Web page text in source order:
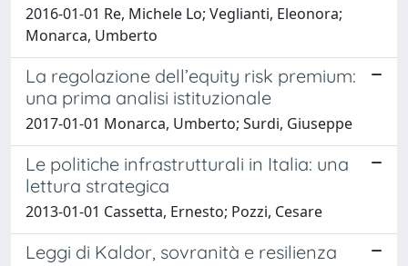
2016-01-01 Re, Michele Lo; Veglianti, Eleonora;
Monarca, Umberto
La regolazione dell’equity risk premium:
una prima analisi istituzionale
2017-01-01 Monarca, Umberto; Surdi, Giuseppe
Le politiche infrastrutturali in Italia: una
lettura strategica
2013-01-01 Cassetta, Ernesto; Pozzi, Cesare
Leggi di Kaldor, sovranità e resilienza